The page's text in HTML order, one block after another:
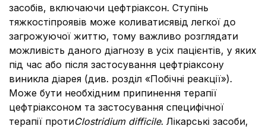
засобів, включаючи цефтріаксон. Ступінь
тяжкостіпроявів може коливатисявід легкої до
загрожуючої життю, тому важливо розглядати
можливість даного діагнозу в усіх пацієнтів, у яких
під час або після застосування цефтріаксону
виникла діарея (див. розділ «Побічні реакції»).
Може бути необхідним припинення терапії
цефтріаксоном та застосування специфічної
терапії протиClostridium difficile. Лікарські засоби,